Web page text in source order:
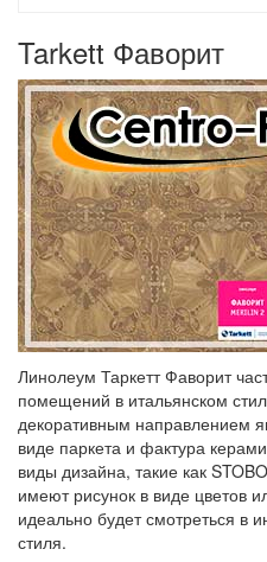
Tarkett Фаворит
Линолеум Таркетт Фаворит
помещений в итальянском
декоративным направлением
виде паркета и фактура
виды дизайна, такие как
имеют рисунок в виде цветов
идеально будет смотреться в
стиля.